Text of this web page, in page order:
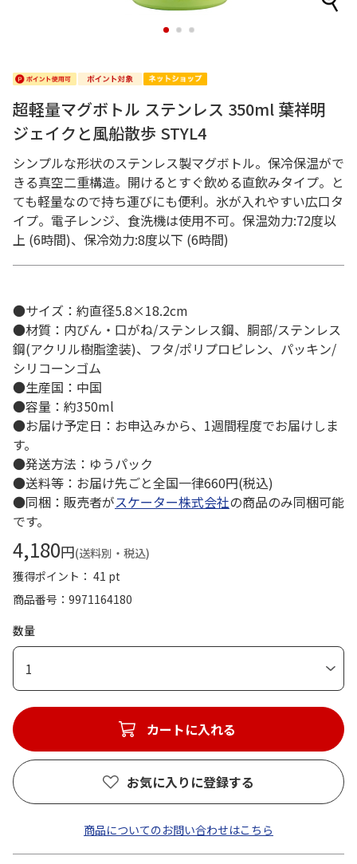
1 2 3
超軽量マグボトル ステンレス 350ml 葉祥明
ジェイクと風船散歩 STYL4
シンプルな形状のステンレス製マグボトル。保冷保温がで
きる真空二重構造。開けるとすぐ飲める直飲みタイプ。と
ても軽量なので持ち運びにも便利。氷が入れやすい広口タ
イプ。電子レンジ、食洗機は使用不可。保温効力:72度以
上 (6時間)、保冷効力:8度以下 (6時間)
●サイズ：約直径5.8×18.2cm
●材質：内びん・口がね/ステンレス鋼、胴部/ステンレス
鋼(アクリル樹脂塗装)、フタ/ポリプロピレン、パッキン/
シリコーンゴム
●生産国：中国
●容量：約350ml
●お届け予定日：お申込みから、1週間程度でお届けしま
す。
●発送方法：ゆうパック
●送料等：お届け先ごと全国一律660円(税込)
●同梱：販売者がスケーター株式会社の商品のみ同梱可能
です。
4,180円(送料別・税込)
獲得ポイント： 41 pt
商品番号
9971164180
数量
1
カートに入れる
お気に入りに登録する
商品についてのお問い合わせはこちら